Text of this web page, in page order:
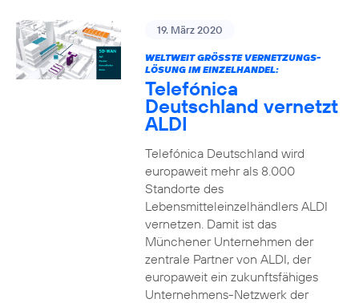
19. März 2020
WELTWEIT GRÖSSTE VERNETZUNGS-L
ÖSUNG IM EINZELHANDEL:
Telefónica
Deutschland vernetzt
ALDI
Telefónica Deutschland wird
europaweit mehr als 8.000
Standorte des
Lebensmitteleinzelhändlers ALDI
vernetzen. Damit ist das
Münchener Unternehmen der
zentrale Partner von ALDI, der
europaweit ein zukunftsfähiges
Unternehmens-Netzwerk der